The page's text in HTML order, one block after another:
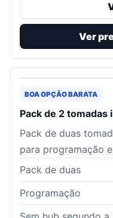
Ver
BOA OPÇÃO BARATA
Pack de 2 tomadas
Pack de duas
para programação
Pack de duas
Programação